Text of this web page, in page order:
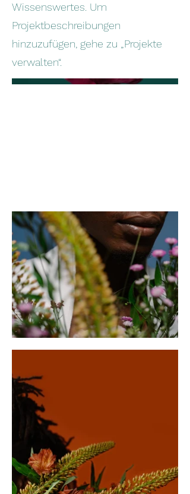
Wissenswertes. Um
Projektbeschreibungen
hinzuzufügen, gehe zu „Projekte
verwalten“.